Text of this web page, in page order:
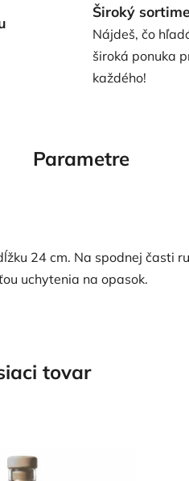
Široký
Nájdeš, čo
široká ponuka
každého!
Parametre
24 cm. Na spodnej časti
uchytenia na opasok.
tovar